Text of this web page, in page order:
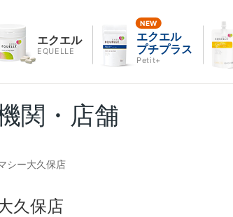
エクエル
EQUELLE
エクエル
プチプラス
Petit+
関・店舗
シー大久保店
久保店